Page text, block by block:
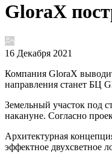
GloraX
16 Декабря 2021
Компания GloraX
направления станет БЦ
Земельный участок под
накануне. Согласно
Архитектурная
эффектное двухсветное